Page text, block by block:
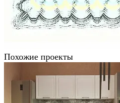
Похожие проекты